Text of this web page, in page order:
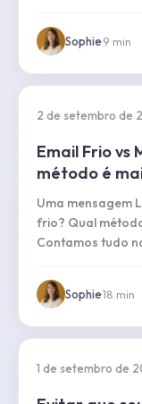
Sophie·9 min
2 de setembro de
Email Frio vs
método é
Uma mensagem
frio? Qual
Contamos tudo
Sophie·18 min
1 de setembro de